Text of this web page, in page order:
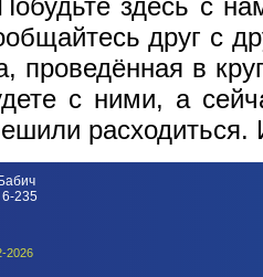
здесь с
друг с
проведённая в
с ними, а
расходиться.
6-235
2026